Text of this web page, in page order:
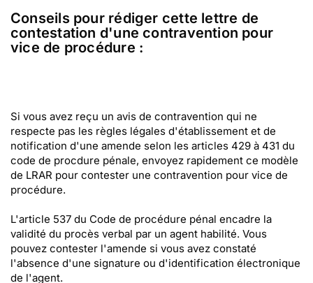
Conseils pour rédiger cette lettre de
contestation d'une contravention pour
vice de procédure :
Si vous avez reçu un avis de contravention qui ne
respecte pas les règles légales d'établissement et de
notification d'une amende selon les articles 429 à 431 du
code de procdure pénale, envoyez rapidement ce modèle
de LRAR pour contester une contravention pour vice de
procédure.
L'article 537 du Code de procédure pénal encadre la
validité du procès verbal par un agent habilité. Vous
pouvez contester l'amende si vous avez constaté
l'absence d'une signature ou d'identification électronique
de l'agent.